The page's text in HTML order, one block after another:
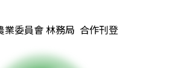
委員會 林務局  合作刊登